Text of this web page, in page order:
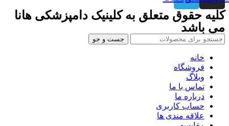
کلیه حقوق متعلق به کلینیک دامپزشکی هانا
می باشد
جست و جو
خانه
فروشگاه
وبلاگ
تماس با ما
درباره ما
حساب کاربری
علاقه مندی ها